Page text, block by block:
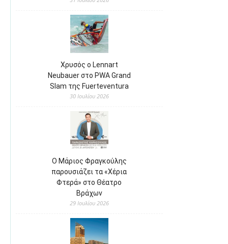
Χρυσός ο Lennart
Neubauer στο PWA Grand
Slam της Fuerteventura
30 Ιουλίου 2026
Ο Μάριος Φραγκούλης
παρουσιάζει τα «Χέρια
Φτερά» στο Θέατρο
Βράχων
29 Ιουλίου 2026